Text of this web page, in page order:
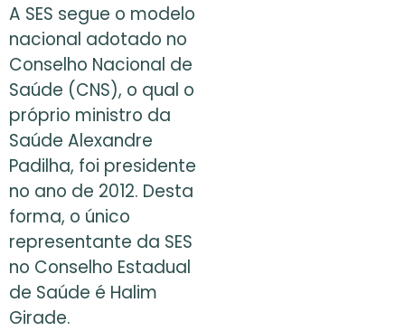
A SES segue o modelo
nacional adotado no
Conselho Nacional de
Saúde (CNS), o qual o
próprio ministro da
Saúde Alexandre
Padilha, foi presidente
no ano de 2012. Desta
forma, o único
representante da SES
no Conselho Estadual
de Saúde é Halim
Girade.